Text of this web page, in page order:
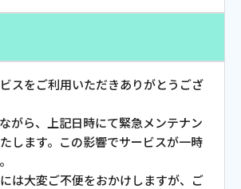
スをご利用いただきありがとうござ
がら、上記日時にて緊急メンテナン
します。この影響でサービスが一時
は大変ご不便をおかけしますが、ご